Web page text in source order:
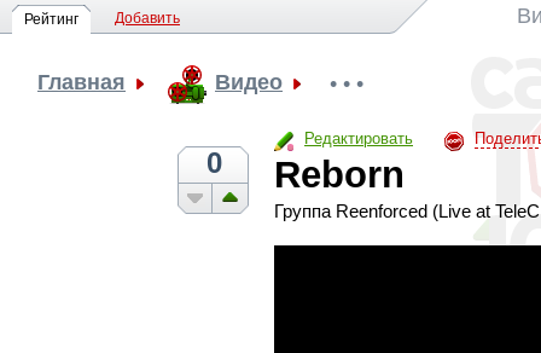
Рейтинг Добавить
Главная Видео • • •
Редактировать
0 Reborn
Группа Reenforced (Live at